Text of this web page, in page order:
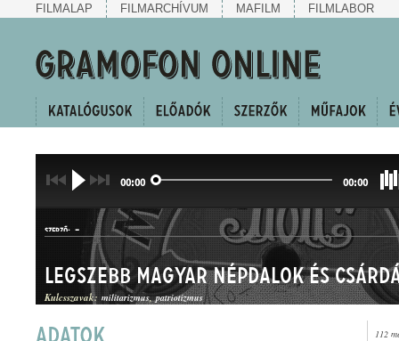
FILMALAP FILMARCHÍVUM MAFILM FILMLABOR
00:00 00:00
SZERZŐ: -
Kulcsszavak: militarizmus patriotizmus
112